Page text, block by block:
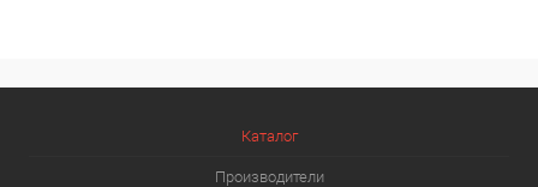
Каталог
Производители